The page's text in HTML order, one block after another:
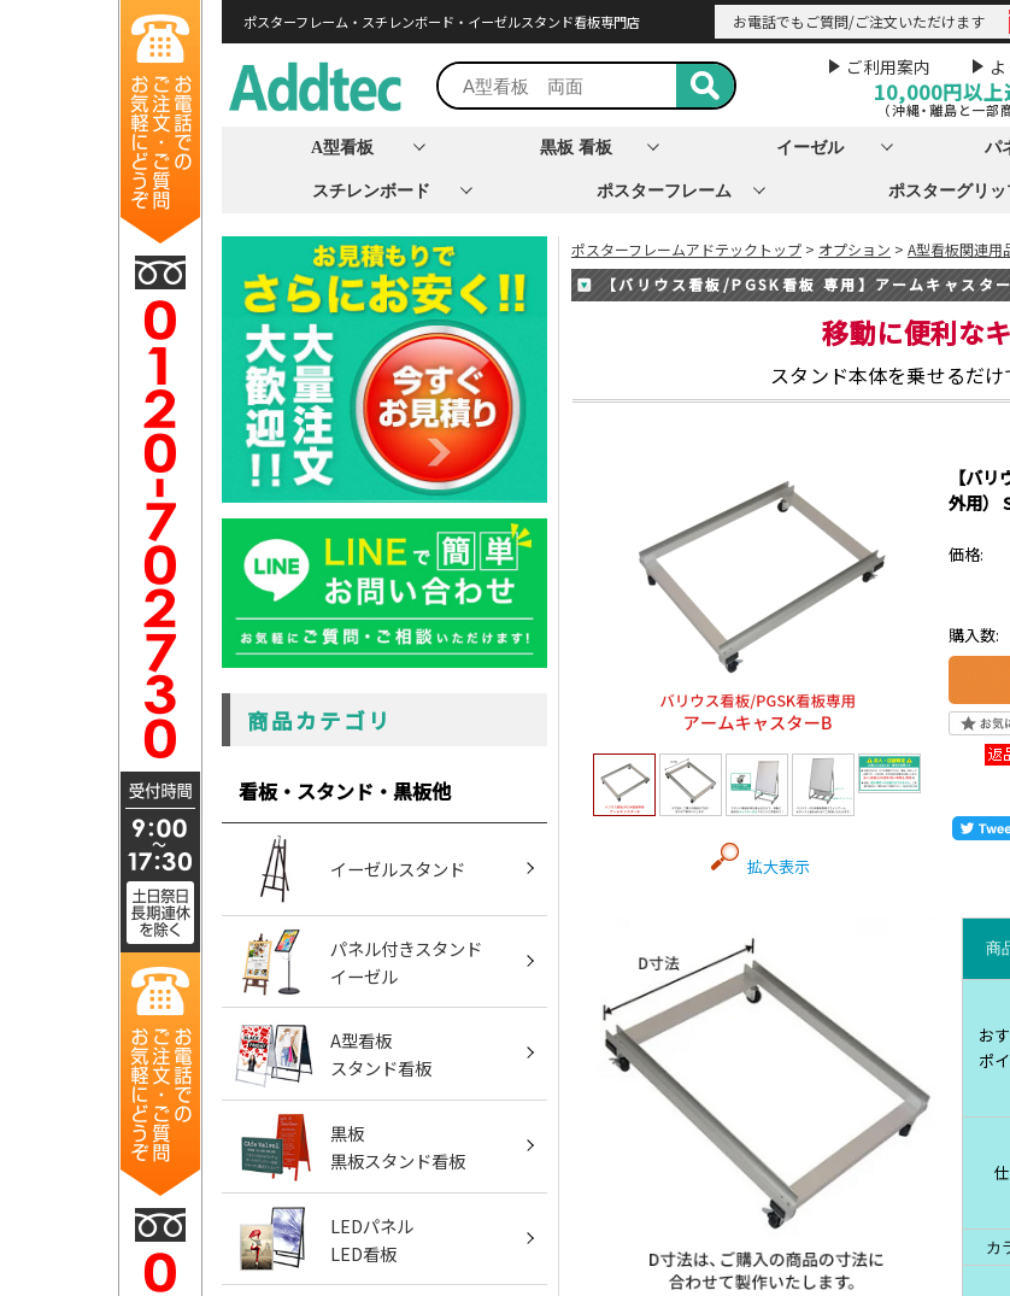
ポスターフレーム・スチレンボード・イーゼルスタンド看板専門店 お電話でもご質問/ご注文いただけます
ご利用案内
10,000円以上
（沖縄・離島と一部
A型看板 黒板 看板 イーゼル パ
スチレンボード ポスターフレーム ポスターグリッ
商品カテゴリ
看板・スタンド・黒板他
イーゼルスタンド
パネル付きスタンド
イーゼル
A型看板
スタンド看板
黒板
黒板スタンド看板
LEDパネル
LED看板
ポスターフレームアドテックトップ > オプション > A型看板関連用
【バリウス看板/PGSK看板 専用】アームキャスタ
移動に便利な
スタンド本体を乗せるだけ
拡大表示
【バ
外用）
価格:
購入数:
商
お
ポ
カ